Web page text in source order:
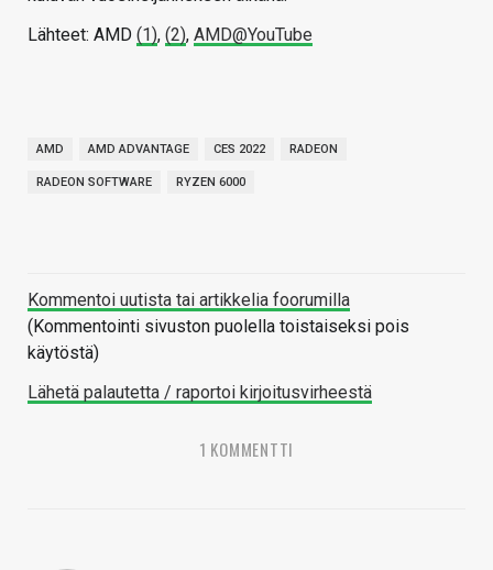
Lähteet: AMD (1), (2), AMD@YouTube
AMD AMD ADVANTAGE CES 2022 RADEON
RADEON SOFTWARE RYZEN 6000
Kommentoi uutista tai artikkelia foorumilla
(Kommentointi sivuston puolella toistaiseksi pois
käytöstä)
Lähetä palautetta / raportoi kirjoitusvirheestä
1 KOMMENTTI